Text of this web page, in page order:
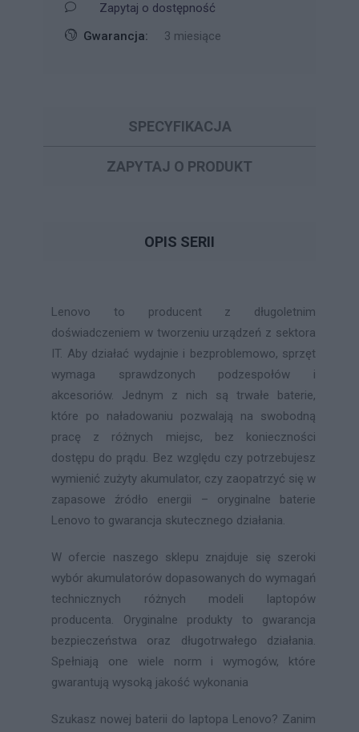
Zapytaj o dostępność
Gwarancja:
3 miesiące
SPECYFIKACJA
ZAPYTAJ O PRODUKT
OPIS SERII
Lenovo to producent z długoletnim
doświadczeniem w tworzeniu urządzeń z sektora
IT. Aby działać wydajnie i bezproblemowo, sprzęt
wymaga sprawdzonych podzespołów i
akcesoriów. Jednym z nich są trwałe baterie,
które po naładowaniu pozwalają na swobodną
pracę z różnych miejsc, bez konieczności
dostępu do prądu. Bez względu czy potrzebujesz
wymienić zużyty akumulator, czy zaopatrzyć się w
zapasowe źródło energii – oryginalne baterie
Lenovo to gwarancja skutecznego działania.
W ofercie naszego sklepu znajduje się szeroki
wybór akumulatorów dopasowanych do wymagań
technicznych różnych modeli laptopów
producenta. Oryginalne produkty to gwarancja
bezpieczeństwa oraz długotrwałego działania.
Spełniają one wiele norm i wymogów, które
gwarantują wysoką jakość wykonania
Szukasz nowej baterii do laptopa Lenovo? Zanim